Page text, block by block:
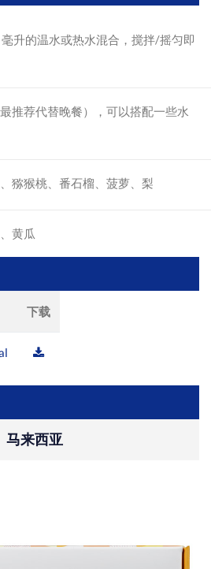
升的温水或热水混合，搅拌/摇匀即
推荐代替晚餐），可以搭配一些水
猕猴桃、番石榴、菠萝、梨
黄瓜
下载
马来西亚